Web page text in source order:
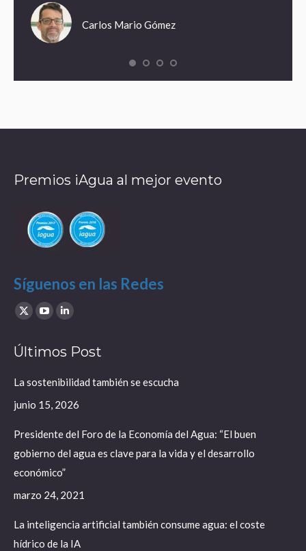
Carlos Mario Gómez
Premios iAgua al mejor evento
Síguenos en las Redes
Find us on:
X
opens
window
YouTube
opens
window
Linkedin
opens
window
Últimos Post
La sostenibilidad también se escucha
junio 15, 2026
Presidente del Foro de la Economía del Agua: “El buen
gobierno del agua es clave para la vida y el desarrollo
económico”
marzo 24, 2021
La inteligencia artificial también consume agua: el coste
hídrico de la IA